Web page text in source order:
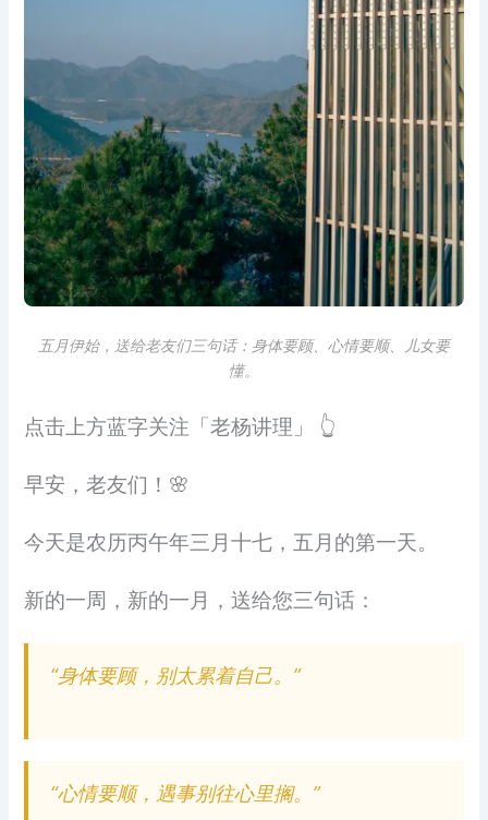
五月伊始，送给老友们三句话：身体要顾、心情要顺、儿女要
懂。
点击上方蓝字关注「老杨讲理」 👆
早安，老友们！🌸
今天是农历丙午年三月十七，五月的第一天。
新的一周，新的一月，送给您三句话：
“身体要顾，别太累着自己。”
“心情要顺，遇事别往心里搁。”